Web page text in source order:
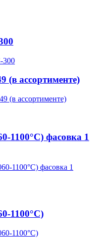
(в ассортименте)
1100°С) фасовка 1
1100°С)